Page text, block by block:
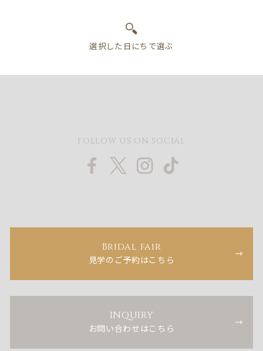
FOLLOW US ON SOCIAL
Bridal fair
見学のご予約はこちら
INQUIRY
お問い合わせはこちら